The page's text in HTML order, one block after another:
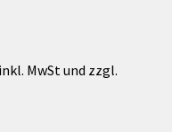
MwSt und zzgl.